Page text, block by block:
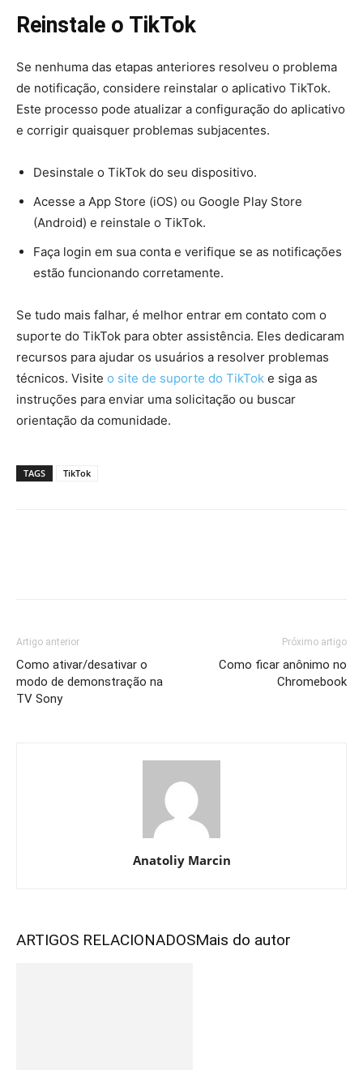
Reinstale o TikTok
Se nenhuma das etapas anteriores resolveu o problema
de notificação, considere reinstalar o aplicativo TikTok.
Este processo pode atualizar a configuração do aplicativo
e corrigir quaisquer problemas subjacentes.
Desinstale o TikTok do seu dispositivo.
Acesse a App Store (iOS) ou Google Play Store
(Android) e reinstale o TikTok.
Faça login em sua conta e verifique se as notificações
estão funcionando corretamente.
Se tudo mais falhar, é melhor entrar em contato com o
suporte do TikTok para obter assistência. Eles dedicaram
recursos para ajudar os usuários a resolver problemas
técnicos. Visite o site de suporte do TikTok e siga as
instruções para enviar uma solicitação ou buscar
orientação da comunidade.
TAGS TikTok
Artigo anterior
Como ativar/desativar o
modo de demonstração na
TV Sony
Próximo artigo
Como ficar anônimo no
Chromebook
Anatoliy Marcin
ARTIGOS RELACIONADOSMais do autor